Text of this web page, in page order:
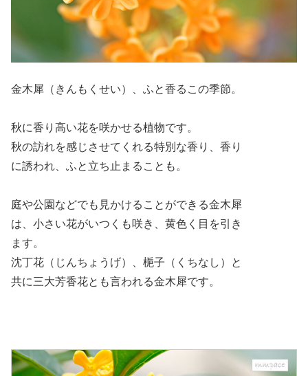
金木犀（きんもくせい）、ふと香るこの季節。
秋に香り高い花を咲かせる植物です。
秋の訪れを感じさせてくれる特別な香り、香り
に誘われ、ふと立ち止まることも。
庭や公園などでも見かけることができる金木犀
は、小さい花がいつくも咲き、黄色く目を引き
ます。
沈丁花（じんちょうげ）、梔子（くちなし）と
共に三大芳香花とも言われる金木犀です。